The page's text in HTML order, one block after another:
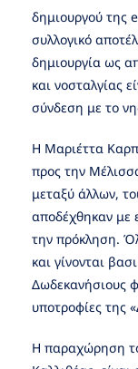
δημιουργού της
συλλογικό
δημιουργία ως
και νοσταλγίας
σύνδεση με το
Η Μαριέττα
προς την
μεταξύ άλλων,
αποδέχθηκαν με
την πρόκληση.
και γίνονται
Δωδεκανήσιους
υποτροφίες της
Η παραχώρηση